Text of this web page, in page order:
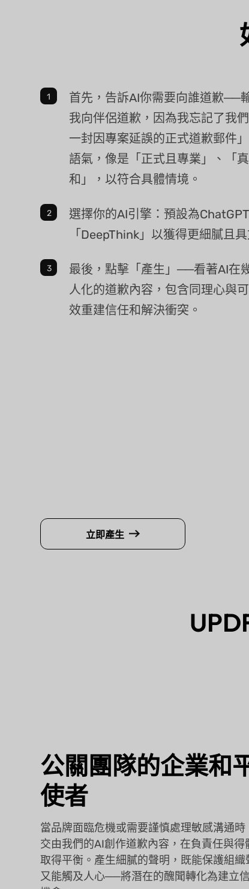
首先，告訴AI你需要向誰道歉──
我向伴侶道歉，因為我忘記了我
一封因專案延誤的正式道歉郵件
語氣，像是「正式且專業」、「
和」，以符合具體情境。
選擇你的AI引擎：預設為
「DeepThink」以獲得更細膩且
最後，點擊「產生」──看著AI在
人化的道歉內容，包含同理心與
效重建信任和解決衝突。
立即產生
公關團隊的企業和
使者
當品牌面臨危機或需要謹慎處理敏感溝通時
交由我們的AI創作道歉內容，在負責任與得
取得平衡。產生細膩的聲明，既能保護組織
又能觸及人心──將潛在的醜聞轉化為建立